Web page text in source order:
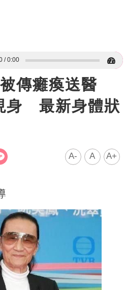
0:00
傳癱瘓送醫
身 最新身體狀
A- A A+